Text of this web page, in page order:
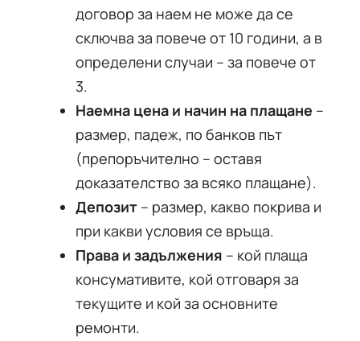
договор за наем не може да се
сключва за повече от 10 години, а в
определени случаи – за повече от
3.
Наемна цена и начин на плащане –
размер, падеж, по банков път
(препоръчително – оставя
доказателство за всяко плащане).
Депозит – размер, какво покрива и
при какви условия се връща.
Права и задължения – кой плаща
консумативите, кой отговаря за
текущите и кой за основните
ремонти.